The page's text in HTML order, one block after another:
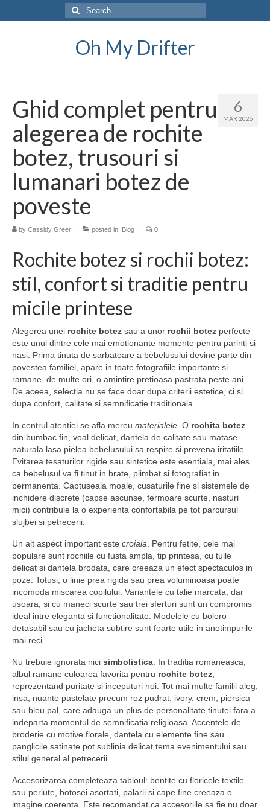
Search
for:
Oh My Drifter
6
MAR 2026
Ghid complet pentru
alegerea de rochite
botez, trusouri si
lumanari botez de
poveste
by Cassidy Greer | posted in: Blog | 0
Rochite botez si rochii botez:
stil, confort si traditie pentru
micile printese
Alegerea unei rochite botez sau a unor rochii botez perfecte
este unul dintre cele mai emotionante momente pentru parinti si
nasi. Prima tinuta de sarbatoare a bebelusului devine parte din
povestea familiei, apare in toate fotografiile importante si
ramane, de multe ori, o amintire pretioasa pastrata peste ani.
De aceea, selectia nu se face doar dupa criterii estetice, ci si
dupa confort, calitate si semnificatie traditionala.
In centrul atentiei se afla mereu materialele . O rochita botez
din bumbac fin, voal delicat, dantela de calitate sau matase
naturala lasa pielea bebelusului sa respire si prevena iritatiile.
Evitarea tesaturilor rigide sau sintetice este esentiala, mai ales
ca bebelusul va fi tinut in brate, plimbat si fotografiat in
permanenta. Captuseala moale, cusaturile fine si sistemele de
inchidere discrete (capse ascunse, fermoare scurte, nasturi
mici) contribuie la o experienta confortabila pe tot parcursul
slujbei si petrecerii.
Un alt aspect important este croiala . Pentru fetite, cele mai
populare sunt rochiile cu fusta ampla, tip printesa, cu tulle
delicat si dantela brodata, care creeaza un efect spectaculos in
poze. Totusi, o linie prea rigida sau prea voluminoasa poate
incomoda miscarea copilului. Variantele cu talie marcata, dar
usoara, si cu maneci scurte sau trei sferturi sunt un compromis
ideal intre eleganta si functionalitate. Modelele cu bolero
detasabil sau cu jacheta subtire sunt foarte utile in anotimpurile
mai reci.
Nu trebuie ignorata nici simbolistica . In traditia romaneasca,
albul ramane culoarea favorita pentru rochite botez
reprezentand puritate si inceputuri noi. Tot mai multe familii aleg,
insa, nuante pastelate precum roz pudrat, ivory, crem, piersica
sau bleu pal, care adauga un plus de personalitate tinutei fara a
indeparta momentul de semnificatia religioasa. Accentele de
broderie cu motive florale, dantela cu elemente fine sau
panglicile satinate pot sublinia delicat tema evenimentului sau
stilul general al petrecerii.
Accesorizarea completeaza tabloul: bentite cu floricele textile
sau perlute, botosei asortati, palarii si cape fine creeaza o
imagine coerenta. Este recomandat ca accesoriile sa fie nu doar